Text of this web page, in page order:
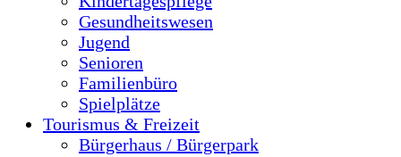
Gesundheitswesen
Jugend
Senioren
Familienbüro
Spielplätze
Tourismus & Freizeit
Bürgerhaus / Bürgerpark